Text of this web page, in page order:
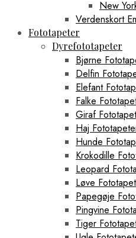
New
Verdenskort
Fototapeter
Dyrefototapeter
Bjørne
Delfin
Elefant
Falke
Giraf
Haj
Hunde
Krokodille
Leopard
Løve
Papegøje
Pingvine
Tiger